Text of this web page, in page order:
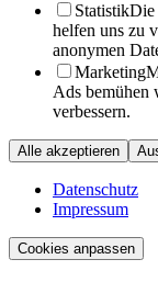
StatistikDie
helfen uns zu
anonymen
Marketing
Ads bemühen
verbessern.
Alle akzeptieren
Datenschutz
Impressum
Cookies anpassen